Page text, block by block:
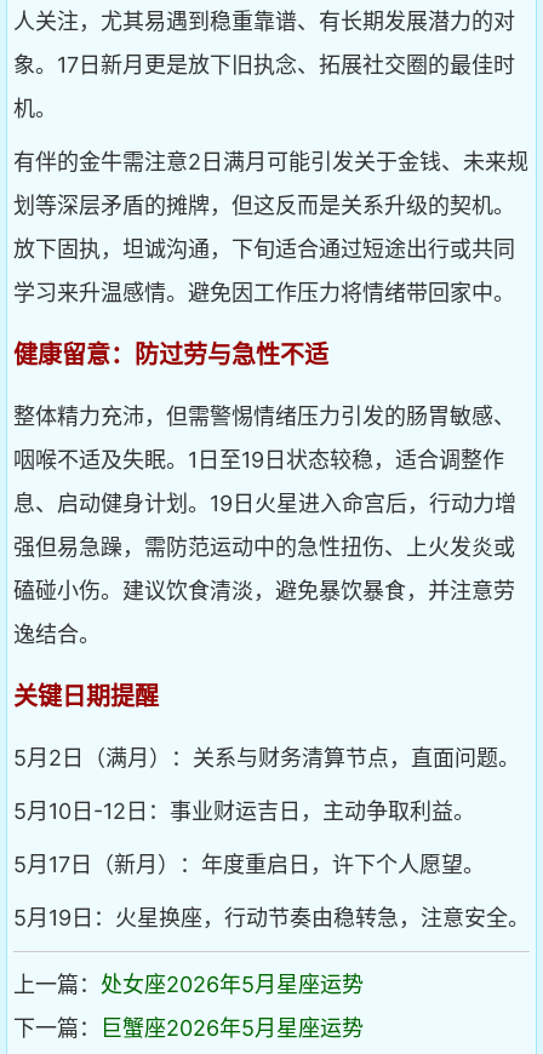
人关注，尤其易遇到稳重靠谱、有长期发展潜力的对
象。17日新月更是放下旧执念、拓展社交圈的最佳时
机。
有伴的金牛需注意2日满月可能引发关于金钱、未来规
划等深层矛盾的摊牌，但这反而是关系升级的契机。
放下固执，坦诚沟通，下旬适合通过短途出行或共同
学习来升温感情。避免因工作压力将情绪带回家中。
健康留意：防过劳与急性不适
整体精力充沛，但需警惕情绪压力引发的肠胃敏感、
咽喉不适及失眠。1日至19日状态较稳，适合调整作
息、启动健身计划。19日火星进入命宫后，行动力增
强但易急躁，需防范运动中的急性扭伤、上火发炎或
磕碰小伤。建议饮食清淡，避免暴饮暴食，并注意劳
逸结合。
关键日期提醒
5月2日（满月）：关系与财务清算节点，直面问题。
5月10日-12日：事业财运吉日，主动争取利益。
5月17日（新月）：年度重启日，许下个人愿望。
5月19日：火星换座，行动节奏由稳转急，注意安全。
上一篇： 处女座2026年5月星座运势
下一篇：
巨蟹座2026年5月星座运势